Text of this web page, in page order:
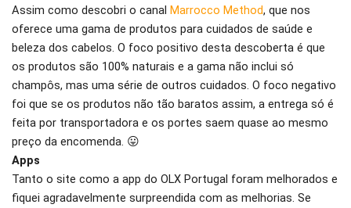
Assim como descobri o canal Marrocco Method, que nos
oferece uma gama de produtos para cuidados de saúde e
beleza dos cabelos. O foco positivo desta descoberta é que
os produtos são 100% naturais e a gama não inclui só
champôs, mas uma série de outros cuidados. O foco negativo
foi que se os produtos não tão baratos assim, a entrega só é
feita por transportadora e os portes saem quase ao mesmo
preço da encomenda. 😛
Apps
Tanto o site como a app do OLX Portugal foram melhorados e
fiquei agradavelmente surpreendida com as melhorias. Se